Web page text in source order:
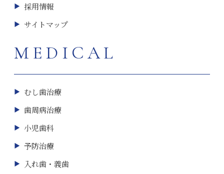
採用情報
サイトマップ
MEDICAL
むし歯治療
歯周病治療
小児歯科
予防治療
入れ歯・義歯